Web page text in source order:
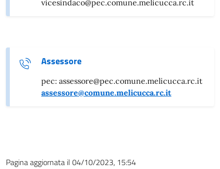
vicesindaco@pec.comune.melicucca.rc.it
Assessore
pec: assessore@pec.comune.melicucca.rc.it
assessore@comune.melicucca.rc.it
Pagina aggiornata il 04/10/2023, 15:54